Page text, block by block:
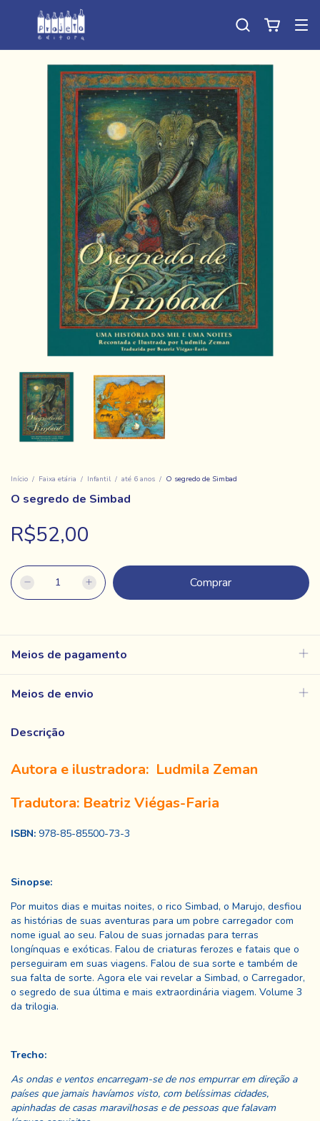
Início / Faixa etária / Infantil / até 6 anos / O segredo de Simbad
O segredo de Simbad
R$52,00
Meios de pagamento
Meios de envio
Descrição
Autora e ilustradora: Ludmila Zeman
Tradutora: Beatriz Viégas-Faria
ISBN: 978-85-85500-73-3
Sinopse:
Por muitos dias e muitas noites, o rico Simbad, o Marujo, desfiou
as histórias de suas aventuras para um pobre carregador com
nome igual ao seu. Falou de suas jornadas para terras
longínquas e exóticas. Falou de criaturas ferozes e fatais que o
perseguiram em suas viagens. Falou de sua sorte e também de
sua falta de sorte. Agora ele vai revelar a Simbad, o Carregador,
o segredo de sua última e mais extraordinária viagem. Volume 3
da trilogia.
Trecho:
As ondas e ventos encarregam-se de nos empurrar em direção a
países que jamais havíamos visto, com belíssimas cidades,
apinhadas de casas maravilhosas e de pessoas que falavam